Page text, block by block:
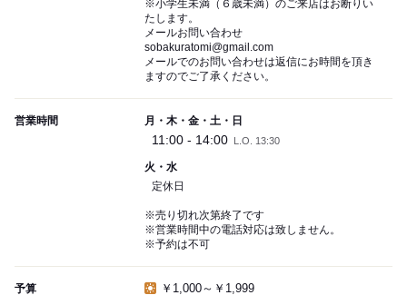
※小学生未満（６歳未満）のご来店はお断りい
たします。
メールお問い合わせ
sobakuratomi@gmail.com
メールでのお問い合わせは返信にお時間を頂き
ますのでご了承ください。
営業時間 月・木・金・土・日
11:00 - 14:00 L.O. 13:30
火・水
定休日
※売り切れ次第終了です
※営業時間中の電話対応は致しません。
※予約は不可
予算 ￥1,000～￥1,999